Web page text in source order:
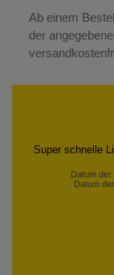
Ab einem
der
Super schnelle
Datum
Datum